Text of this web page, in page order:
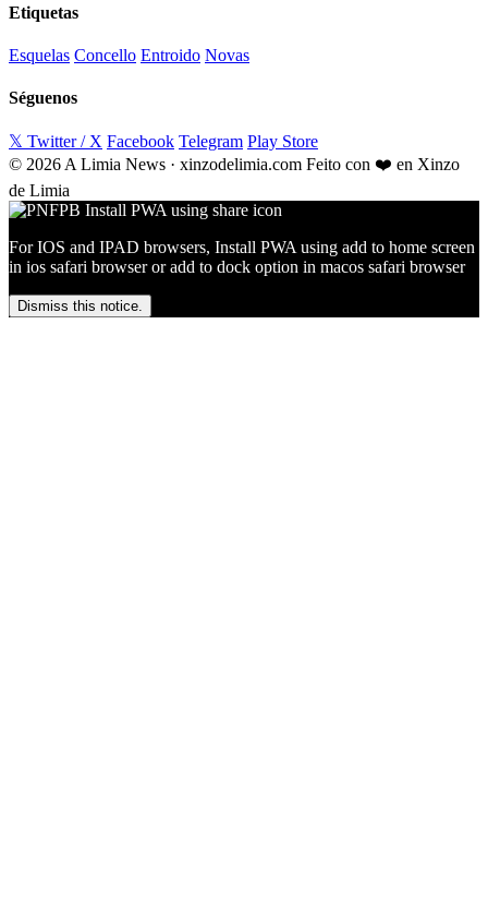
Etiquetas
Esquelas Concello Entroido Novas
Séguenos
𝕏 Twitter / X Facebook Telegram Play Store
© 2026 A Limia News · xinzodelimia.com Feito con ❤️ en Xinzo
de Limia
For IOS and IPAD browsers, Install PWA using add to home screen
in ios safari browser or add to dock option in macos safari browser
Dismiss this notice.